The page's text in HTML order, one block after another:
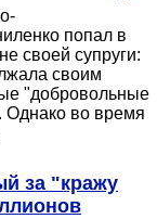
попал в
своей супруги:
своим
"добровольные
во время
за "кражу